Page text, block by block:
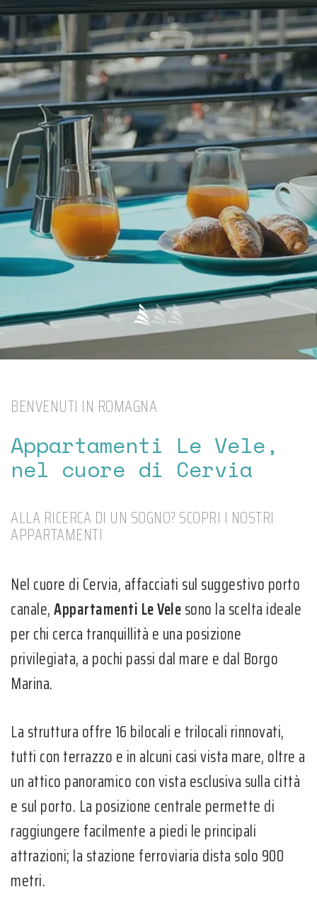
BENVENUTI IN ROMAGNA
Appartamenti Le Vele,
nel cuore di Cervia
ALLA RICERCA DI UN SOGNO? SCOPRI I NOSTRI
APPARTAMENTI
Nel cuore di Cervia, affacciati sul suggestivo porto
canale,Appartamenti Le Velesono la scelta ideale
per chi cerca tranquillità e una posizione
privilegiata, a pochi passi dal mare e dal Borgo
Marina.
La struttura offre 16 bilocali e trilocali rinnovati,
tutti con terrazzo e in alcuni casi vista mare, oltre a
un attico panoramico con vista esclusiva sulla città
e sul porto. La posizione centrale permette di
raggiungere facilmente a piedi le principali
attrazioni; la stazione ferroviaria dista solo 900
metri.